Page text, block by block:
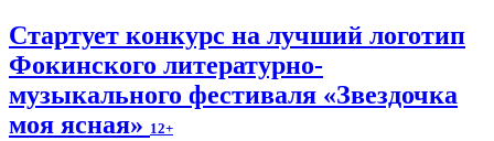
Стартует конкурс на лучший логотип
Фокинского литературно-
музыкального фестиваля «Звездочка
моя ясная» 12+